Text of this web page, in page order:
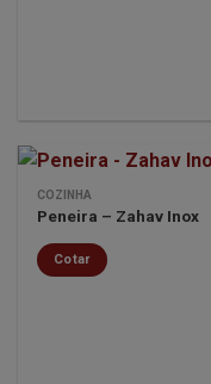
COZINHA
Peneira – Zahav Inox
Cotar